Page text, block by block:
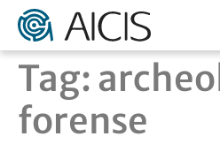
Tag:
forense